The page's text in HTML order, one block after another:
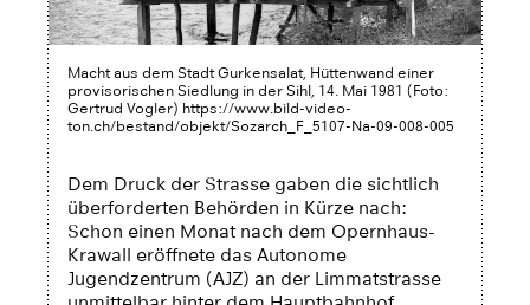
Macht aus dem Stadt Gurkensalat, Hüttenwand einer
provisorischen Siedlung in der Sihl, 14. Mai 1981 (Foto:
Gertrud Vogler) https://www.bild-video-
ton.ch/bestand/objekt/Sozarch_F_5107-Na-09-008-005
Dem Druck der Strasse gaben die sichtlich
überforderten Behörden in Kürze nach:
Schon einen Monat nach dem Opernhaus-
Krawall eröffnete das Autonome
Jugendzentrum (AJZ) an der Limmatstrasse